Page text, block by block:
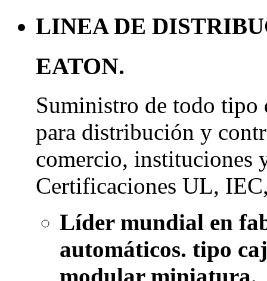
LINEA DE
EATON.
Suministro de todo tipo
para distribución y
comercio, instituciones
Certificaciones UL,
Líder mundial en
automáticos. tipo